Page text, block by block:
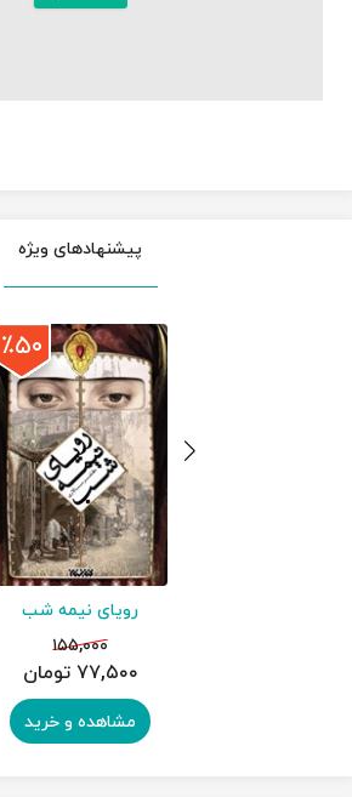
پیشنهادهای ویژه
٪۵۰
رویای نیمه شب
۱۵۵,۰۰۰
۷۷,۵۰۰ تومان
مشاهده و خرید